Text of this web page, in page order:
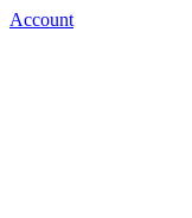
Account